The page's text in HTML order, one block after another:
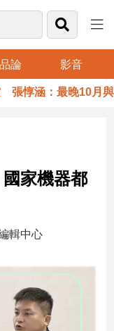
品論 影音
涵：最晚10月與立
家機器都
輯中心